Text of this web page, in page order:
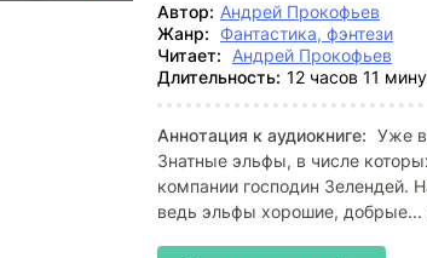
Автор: Андрей Прокофьев
Жанр:
Фантастика, фэнтези
Читает:
Андрей Прокофьев
Длительность: 12 часов 11
Аннотация к аудиокниге: Уже в
Знатные эльфы, в числе
компании господин Зелендей.
ведь эльфы хорошие, добрые...